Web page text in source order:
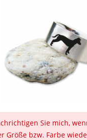
Sie mich,
Größe bzw. Farbe